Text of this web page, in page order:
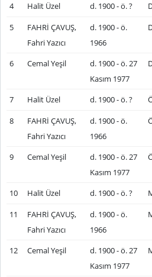
4 Halit Üzel d. 1900 - ö. ?
5
FAHRİ ÇAVUŞ,
Fahri Yazıcı
d. 1900 - ö.
1966
6 Cemal Yeşil
d. 1900 - ö. 27
Kasım 1977
7 Halit Üzel d. 1900 - ö. ?
8
FAHRİ ÇAVUŞ,
Fahri Yazıcı
d. 1900 - ö.
1966
9 Cemal Yeşil
d. 1900 - ö. 27
Kasım 1977
10 Halit Üzel d. 1900 - ö. ?
11
FAHRİ ÇAVUŞ,
Fahri Yazıcı
d. 1900 - ö.
1966
12 Cemal Yeşil
d. 1900 - ö. 27
Kasım 1977